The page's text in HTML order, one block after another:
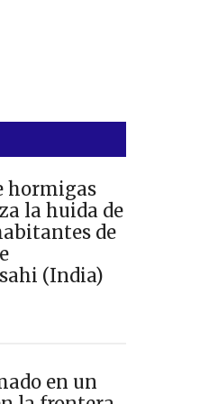
hormigas
la huida de
de
(India)
en un